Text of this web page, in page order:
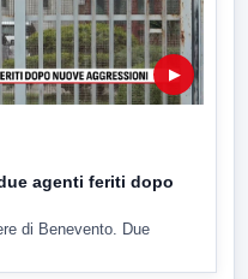
▶
agenti feriti dopo
di Benevento. Due